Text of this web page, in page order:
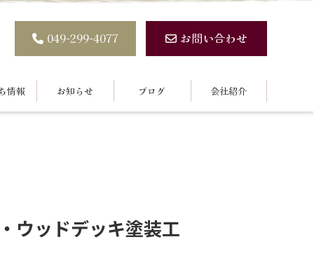
情報 お知らせ ブログ 会社紹介
049-299-4077 お問い合わせ
ウッドデッキ塗装工